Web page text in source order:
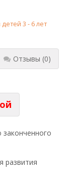
3 - 6 лет
Отзывы (0)
законченного
развития